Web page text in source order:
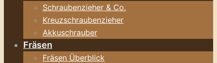
Schraubenzieher & Co.
Kreuzschraubenzieher
Akkuschrauber
Fräsen
Fräsen Überblick